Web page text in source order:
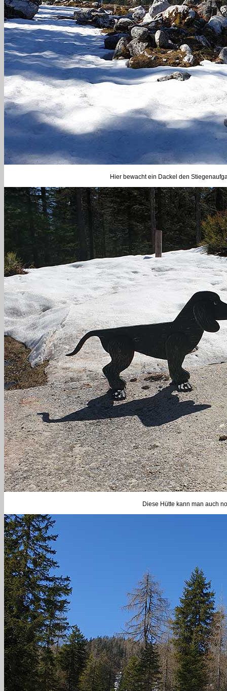
Hier bewacht ein Dackel den
Diese Hütte kann man auch